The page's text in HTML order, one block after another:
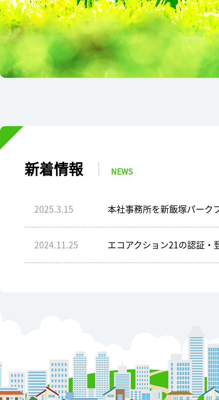
新着情報 ｜ NEWS
2025.3.15 本社事務所を新飯塚パーク
2024.11.25 エコアクション21の認証・